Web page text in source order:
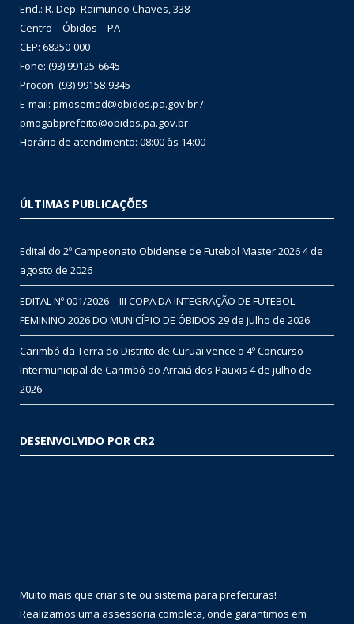
End.: R. Dep. Raimundo Chaves, 338
Centro – Óbidos – PA
CEP: 68250-000
Fone: (93) 99125-6645
Procon: (93) 99158-9345
E-mail: pmosemad@obidos.pa.gov.br /
pmogabprefeito@obidos.pa.gov.br
Horário de atendimento: 08:00 às 14:00
ÚLTIMAS PUBLICAÇÕES
Edital do 2º Campeonato Obidense de Futebol Master 20264 de
agosto de 2026
EDITAL Nº 001/2026 – III COPA DA INTEGRAÇÃO DE FUTEBOL
FEMININO 2026 DO MUNICÍPIO DE ÓBIDOS 29 de julho de 2026
Carimbó da Terra do Distrito de Curuai vence o 4º Concurso
Intermunicipal de Carimbó do Arraiá dos Pauxis 4 de julho de
2026
DESENVOLVIDO POR CR2
Muito mais que criar site ou sistema para prefeituras!
Realizamos uma assessoria completa, onde garantimos em